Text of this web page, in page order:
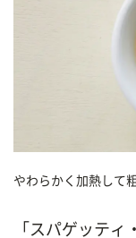
やわらかく加熱して
「スパゲッテ